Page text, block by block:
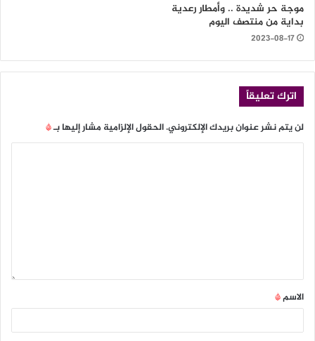
موجة حر شديدة .. وأمطار رعدية
بداية من منتصف اليوم
2023-08-17
اترك تعليقاً
لن يتم نشر عنوان بريدك الإلكتروني.الحقول الإلزامية مشار إليها بـ*
الاسم*